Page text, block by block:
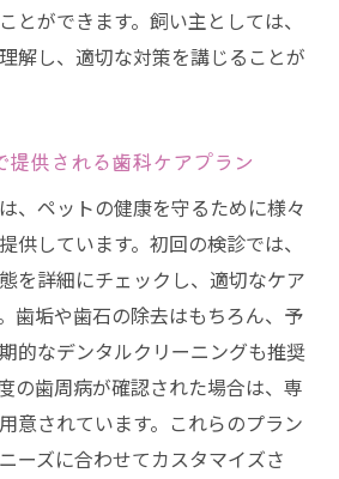
とができます。飼い主としては、
解し、適切な対策を講じることが
提供される歯科ケアプラン
、ペットの健康を守るために様々
供しています。初回の検診では、
を詳細にチェックし、適切なケア
歯垢や歯石の除去はもちろん、予
的なデンタルクリーニングも推奨
の歯周病が確認された場合は、専
意されています。これらのプラン
ーズに合わせてカスタマイズさ